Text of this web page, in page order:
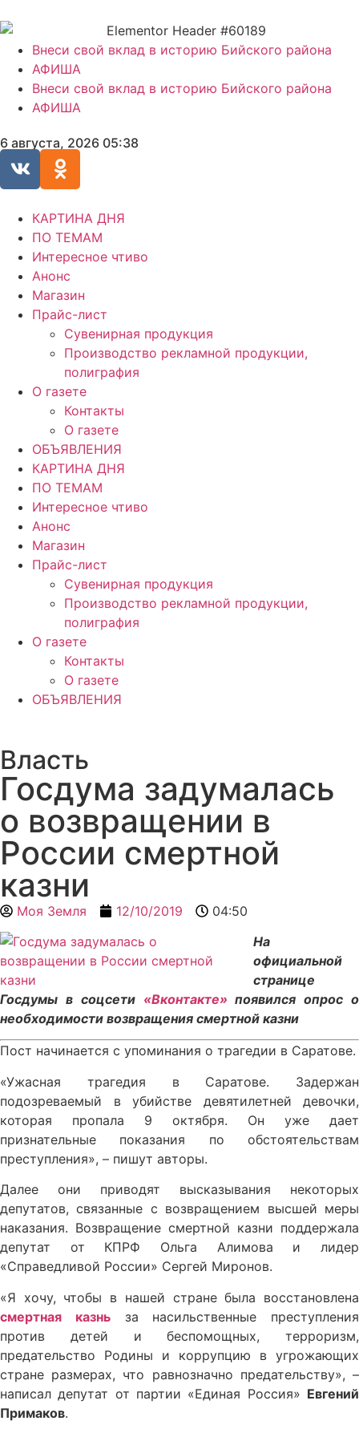
Внеси свой вклад в историю Бийского района
АФИША
Внеси свой вклад в историю Бийского района
АФИША
6 августа, 2026 05:38
КАРТИНА ДНЯ
ПО ТЕМАМ
Интересное чтиво
Анонс
Магазин
Прайс-лист
Сувенирная продукция
Производство рекламной продукции,
полиграфия
О газете
Контакты
О газете
ОБЪЯВЛЕНИЯ
КАРТИНА ДНЯ
ПО ТЕМАМ
Интересное чтиво
Анонс
Магазин
Прайс-лист
Сувенирная продукция
Производство рекламной продукции,
полиграфия
О газете
Контакты
О газете
ОБЪЯВЛЕНИЯ
Власть
Госдума задумалась
о возвращении в
России смертной
казни
Моя Земля 12/10/2019
04:50
На
официальной
странице
Госдумы в соцсети «Вконтакте» появился опрос о
необходимости возвращения смертной казни
Пост начинается с упоминания о трагедии в Саратове.
«Ужасная трагедия в Саратове. Задержан
подозреваемый в убийстве девятилетней девочки,
которая пропала 9 октября. Он уже дает
признательные показания по обстоятельствам
преступления», – пишут авторы.
Далее они приводят высказывания некоторых
депутатов, связанные с возвращением высшей меры
наказания. Возвращение смертной казни поддержала
депутат от КПРФ Ольга Алимова и лидер
«Справедливой России» Сергей Миронов.
«Я хочу, чтобы в нашей стране была восстановлена
смертная казньза насильственные преступления
против детей и беспомощных, терроризм,
предательство Родины и коррупцию в угрожающих
стране размерах, что равнозначно предательству», –
написал депутат от партии «Единая Россия» Евгений
Примаков.